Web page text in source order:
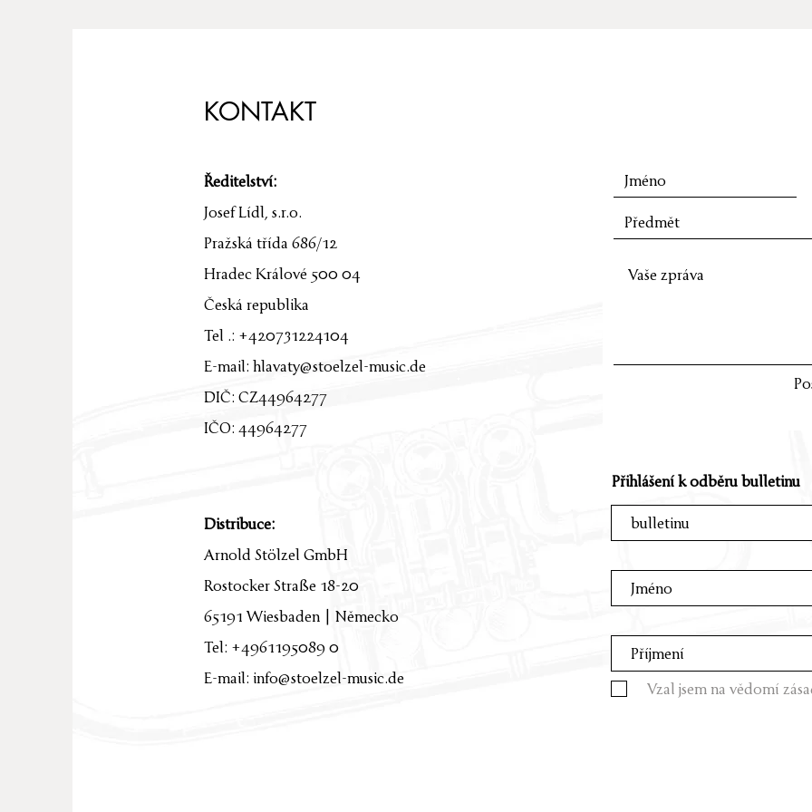
KONTAKT
Ředitelství:
Josef Lídl, s.r.o.
Pražská třída 686/12
Hradec Králové 500 04
Česká republika
Tel .: +420731224104
E-mail: hlavaty@stoelzel-music.de
DIČ: CZ44964277
IČO: 44964277
Distribuce:
Arnold Stölzel GmbH
Rostocker Straße 18-20
65191 Wiesbaden | Německo
Tel: +4961195089 0
E-mail: info@stoelzel-music.de
Přihlášení k odběru bulletinu
Vzal jsem na vědomí